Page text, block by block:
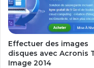
Effectuer des images
disques avec Acronis
Image 2014